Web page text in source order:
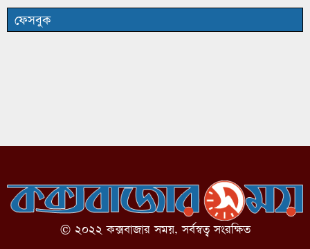
ফেসবুক
© ২০২২ কক্সবাজার সময়, সর্বস্বত্ব সংরক্ষিত